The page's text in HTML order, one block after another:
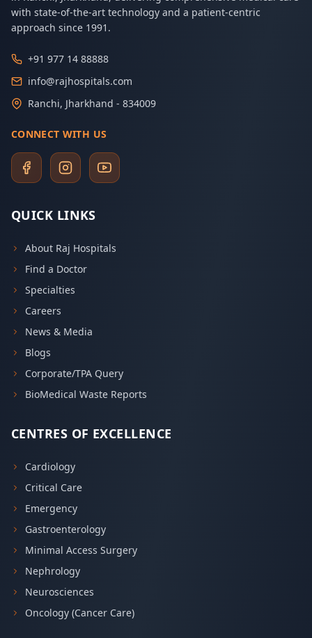
with state-of-the-art technology and a patient-centric
approach since 1991.
+91 977 14 88888
info@rajhospitals.com
Ranchi, Jharkhand - 834009
CONNECT WITH US
QUICK LINKS
About Raj Hospitals
Find a Doctor
Specialties
Careers
News & Media
Blogs
Corporate/TPA Query
BioMedical Waste Reports
CENTRES OF EXCELLENCE
Cardiology
Critical Care
Emergency
Gastroenterology
Minimal Access Surgery
Nephrology
Neurosciences
Oncology (Cancer Care)